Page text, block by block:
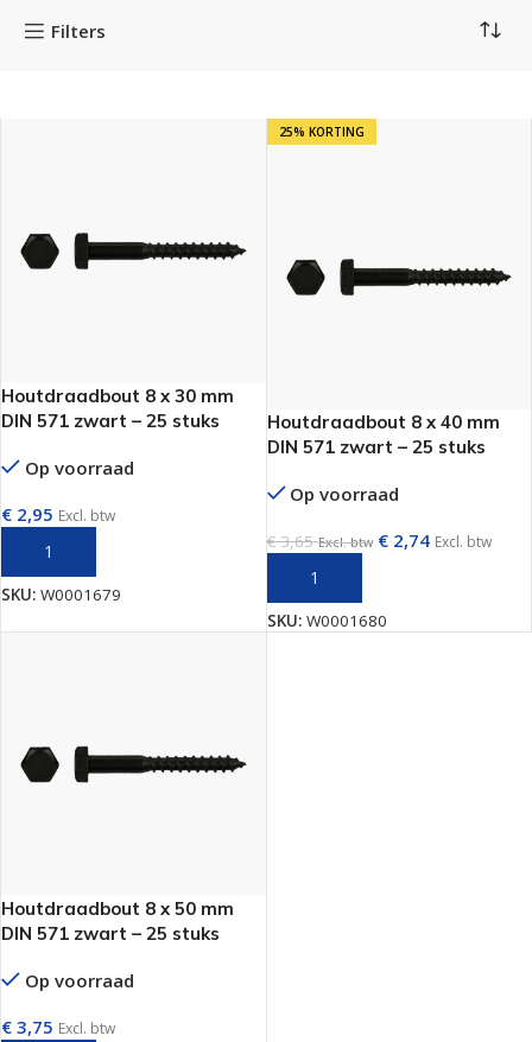
Filters
Houtdraadbout 8 x 30 mm
DIN 571 zwart – 25 stuks
Op voorraad
€ 2,95 Excl. btw
SKU: W0001679
25% KORTING
Houtdraadbout 8 x 40 mm
DIN 571 zwart – 25 stuks
Op voorraad
€3,65 Excl. btw €2,74 Excl. btw
SKU: W0001680
Houtdraadbout 8 x 50 mm
DIN 571 zwart – 25 stuks
Op voorraad
€ 3,75 Excl. btw